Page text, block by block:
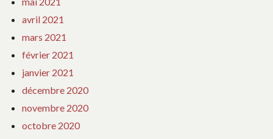
avril 2021
mars 2021
février 2021
janvier 2021
décembre 2020
novembre 2020
octobre 2020